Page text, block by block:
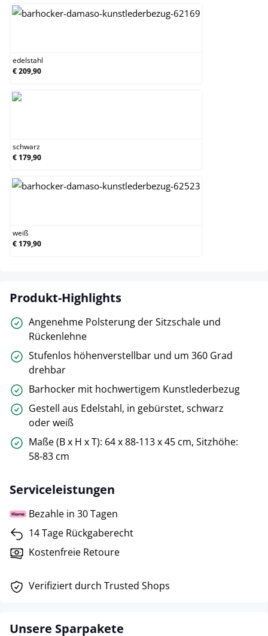
edelstahl
€ 209,90
schwarz
€ 179,90
weiß
€ 179,90
Produkt-Highlights
Angenehme Polsterung der Sitzschale und
Rückenlehne
Stufenlos höhenverstellbar und um 360 Grad
drehbar
Barhocker mit hochwertigem Kunstlederbezug
Gestell aus Edelstahl, in gebürstet, schwarz
oder weiß
Maße (B x H x T): 64 x 88-113 x 45 cm, Sitzhöhe:
58-83 cm
Serviceleistungen
Bezahle in 30 Tagen
14 Tage Rückgaberecht
Kostenfreie Retoure
Verifiziert durch Trusted Shops
Unsere Sparpakete